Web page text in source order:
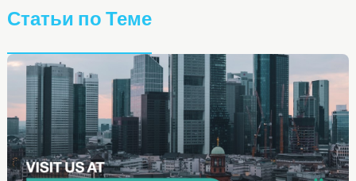
Статьи по Теме